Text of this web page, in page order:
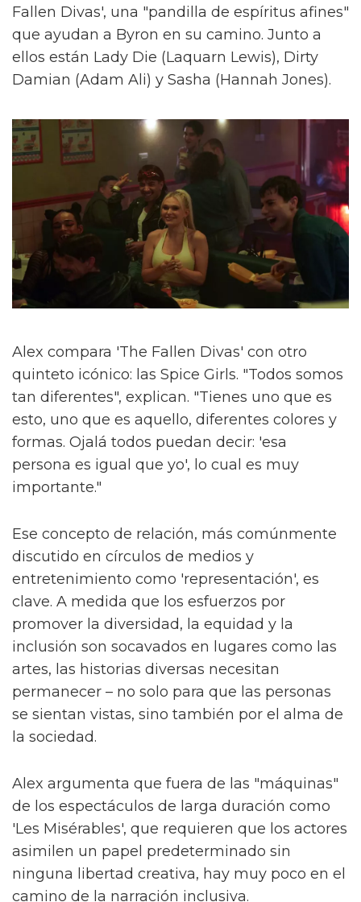
Fallen Divas', una "pandilla de espíritus afines"
que ayudan a Byron en su camino. Junto a
ellos están Lady Die (Laquarn Lewis), Dirty
Damian (Adam Ali) y Sasha (Hannah Jones).
Alex compara 'The Fallen Divas' con otro
quinteto icónico: las Spice Girls. "Todos somos
tan diferentes", explican. "Tienes uno que es
esto, uno que es aquello, diferentes colores y
formas. Ojalá todos puedan decir: 'esa
persona es igual que yo', lo cual es muy
importante."
Ese concepto de relación, más comúnmente
discutido en círculos de medios y
entretenimiento como 'representación', es
clave. A medida que los esfuerzos por
promover la diversidad, la equidad y la
inclusión son socavados en lugares como las
artes, las historias diversas necesitan
permanecer – no solo para que las personas
se sientan vistas, sino también por el alma de
la sociedad.
Alex argumenta que fuera de las "máquinas"
de los espectáculos de larga duración como
'Les Misérables', que requieren que los actores
asimilen un papel predeterminado sin
ninguna libertad creativa, hay muy poco en el
camino de la narración inclusiva.